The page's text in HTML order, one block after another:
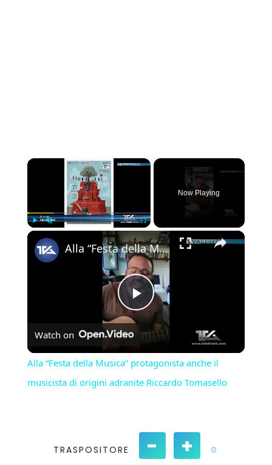
×
Fullscreen
Now Playing
×
Play
Video
Alla “Festa della Musica” protagonista anche il musicista di origini adranite Riccardo Tomasello
Watch on
Alla “Festa della Musica” protagonista anche il
musicista di origini adranite Riccardo Tomasello
TRASPOSITORE - + 0